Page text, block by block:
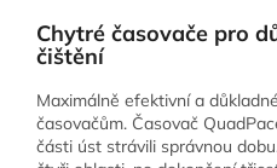
Chytré časovače pro
čištění
Maximálně efektivní a
časovačům. Časovač
části úst strávili správnou